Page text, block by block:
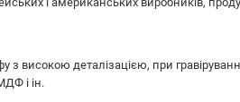
високою деталізацією, при
і ін.